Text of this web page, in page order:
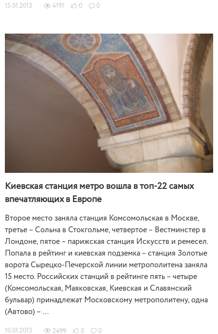
15.01.2013 4191 0 0
Киевская станция метро вошла в топ-22 самых
впечатляющих в Европе
Второе место заняла станция Комсомольская в Москве,
третье – Сольна в Стокгольме, четвертое – Вестминстер в
Лондоне, пятое – парижская станция Искусств и ремесел.
Попала в рейтинг и киевская подземка – станция Золотые
ворота Сырецко-Печерской линии метрополитена заняла
15 место. Российских станций в рейтинге пять – четыре
(Комсомольская, Маяковская, Киевская и Славянский
бульвар) принадлежат Московскому метрополитену, одна
(Автово) – …
10.01.2013 2499 0 0